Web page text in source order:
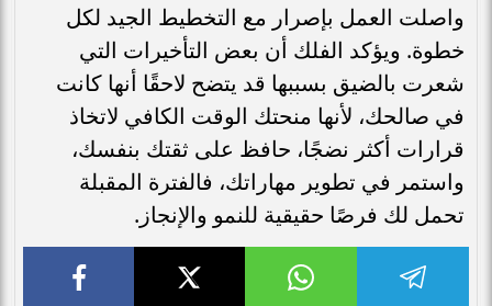
واصلت العمل بإصرار مع التخطيط الجيد لكل
خطوة. ويؤكد الفلك أن بعض التأخيرات التي
شعرت بالضيق بسببها قد يتضح لاحقًا أنها كانت
في صالحك، لأنها منحتك الوقت الكافي لاتخاذ
قرارات أكثر نضجًا، حافظ على ثقتك بنفسك،
واستمر في تطوير مهاراتك، فالفترة المقبلة
تحمل لك فرصًا حقيقية للنمو والإنجاز.